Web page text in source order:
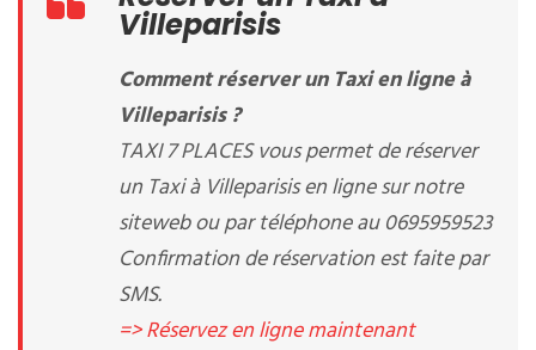
Villeparisis
Comment réserver un Taxi en ligne à
Villeparisis ?
TAXI 7 PLACES vous permet de réserver
un Taxi à Villeparisis en ligne sur notre
siteweb ou par téléphone au 0695959523
Confirmation de réservation est faite par
SMS.
=> Réservez en ligne maintenant